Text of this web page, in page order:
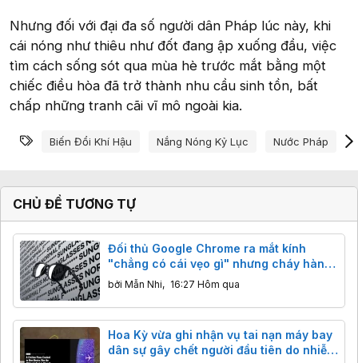
Nhưng đối với đại đa số người dân Pháp lúc này, khi
cái nóng như thiêu như đốt đang ập xuống đầu, việc
tìm cách sống sót qua mùa hè trước mắt bằng một
chiếc điều hòa đã trở thành nhu cầu sinh tồn, bất
chấp những tranh cãi vĩ mô ngoài kia.
Từ khóa
Biến Đổi Khí Hậu Nắng Nóng Kỷ Lục Nước Pháp
CHỦ ĐỀ TƯƠNG TỰ
Đối thủ Google Chrome ra mắt kính
"chẳng có cái vẹo gì" nhưng cháy hàng
ngay lập tức
bởi Mẫn Nhi, 16:27 Hôm qua
Hoa Kỳ vừa ghi nhận vụ tai nạn máy bay
dân sự gây chết người đầu tiên do nhiễu